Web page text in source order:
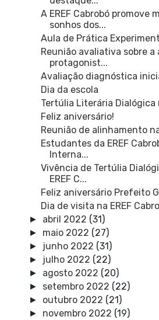
A EREF Cabrobó promove
sonhos dos...
Aula de Prática
Reunião avaliativa sobre
protagonist...
Avaliação diagnóstica
Dia da escola
Tertúlia Literária Dialógica
Feliz aniversário!
Reunião de alinhamento
Estudantes da EREF
Interna...
Vivência de Tertúlia
EREF C...
Feliz aniversário Prefeito
Dia de visita na EREF
► abril 2022 (31)
► maio 2022 (27)
► junho 2022 (31)
► julho 2022 (22)
► agosto 2022 (20)
► setembro 2022 (22)
► outubro 2022 (21)
► novembro 2022 (19)